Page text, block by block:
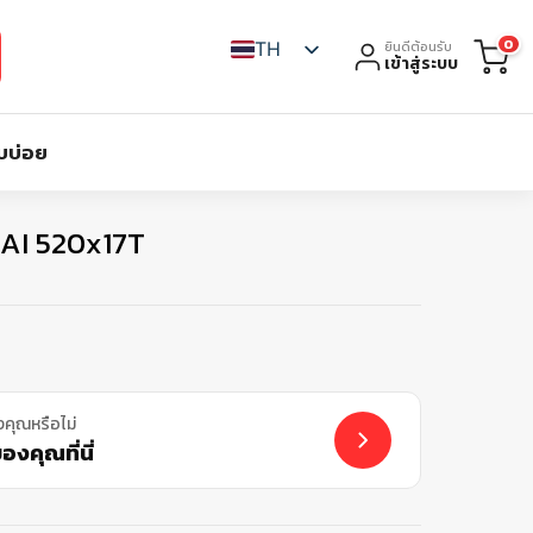
TH ยินดีต้อนรับ
เข้าสู่ระบบ
0
บ่อย
520x17T
คุณหรือไม่
องคุณที่นี่